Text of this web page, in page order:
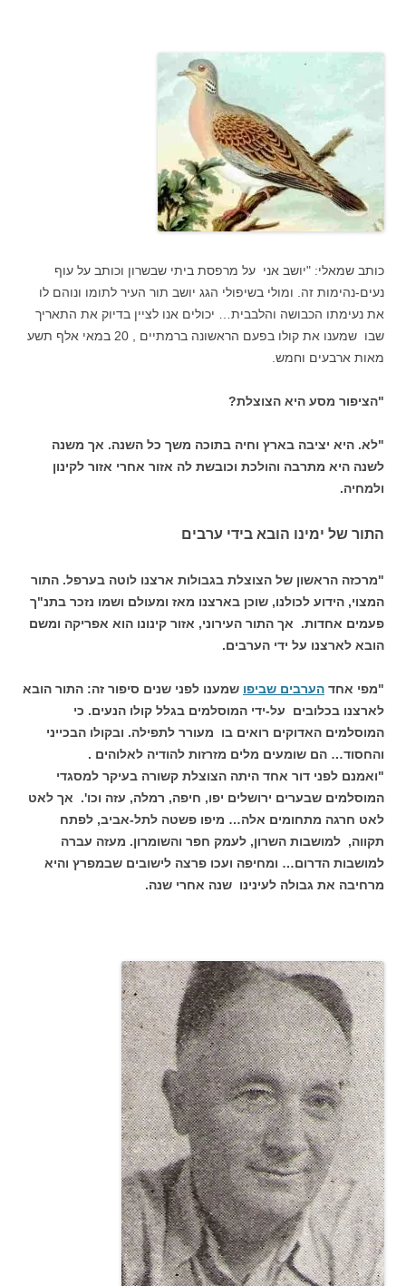
כותב שמאלי: "יושב אני על מרפסת ביתי שבשרון וכותב על עוף
נעים-נהימות זה. ומולי בשיפולי הגג יושב תור העיר לתומו ונוהם לו
את נעימתו הכבושה והלבבית… יכולים אנו לציין בדיוק את התאריך
שבו שמענו את קולו בפעם הראשונה ברמתיים , 20 במאי אלף תשע
מאות ארבעים וחמש.
"הציפור מסע היא הצוצלת?
"לא. היא יציבה בארץ וחיה בתוכה משך כל השנה. אך משנה
לשנה היא מתרבה והולכת וכובשת לה אזור אחרי אזור לקינון
ולמחיה.
התור של ימינו הובא בידי ערבים
"מרכזה הראשון של הצוצלת בגבולות ארצנו לוטה בערפל. התור
המצוי, הידוע לכולנו, שוכן בארצנו מאז ומעולם ושמו נזכר בתנ"ך
פעמים אחדות. אך התור העירוני, אזור קינונו הוא אפריקה ומשם
הובא לארצנו על ידי הערבים.
"מפי אחד הערבים שביפו שמענו לפני שנים סיפור זה: התור הובא
לארצנו בכלובים על-ידי המוסלמים בגלל קולו הנעים. כי
המוסלמים האדוקים רואים בו מעורר לתפילה. ובקולו הבכייני
והחסוד… הם שומעים מלים מזרזות להודיה לאלוהים .
"ואמנם לפני דור אחד היתה הצוצלת קשורה בעיקר למסגדי
המוסלמים שבערים ירושלים יפו, חיפה, רמלה, עזה וכו'. אך לאט
לאט חרגה מתחומים אלה… מיפו פשטה לתל-אביב, לפתח
תקווה, למושבות השרון, לעמק חפר והשומרון. מעזה עברה
למושבות הדרום… ומחיפה ועכו פרצה לישובים שבמפרץ והיא
מרחיבה את גבולה לעינינו שנה אחרי שנה.